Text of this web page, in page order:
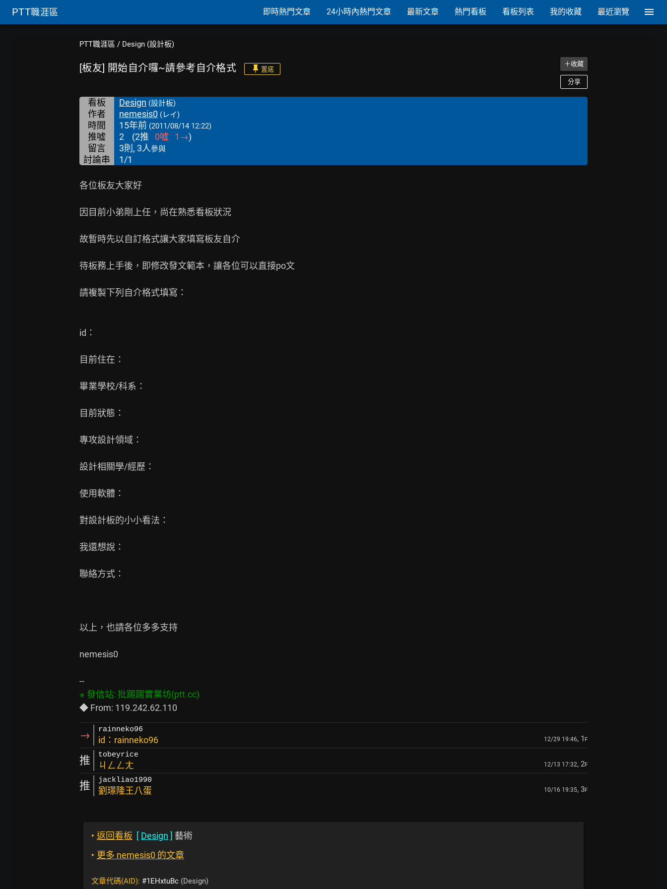
PTT職涯區 即時熱門文章 24小時內熱門文章 最新文章 熱門看板 看板列表 我的收藏 最近瀏覽
PTT職涯區 / Design (設計板)
[板友] 開始自介囉~請參考自介格式 置底
＋收藏
分享
看板 Design (設計板)
作者 nemesis0 (レイ)
時間 15年前 (2011/08/14 12:22)
推噓 2 (2推 0噓 1 →)
留言
3則, 3人參與
討論串 1/1
各位板友大家好
因目前小弟剛上任，尚在熟悉看板狀況
故暫時先以自訂格式讓大家填寫板友自介
待板務上手後，即修改發文範本，讓各位可以直接po文
請複製下列自介格式填寫：
id：
目前住在：
畢業學校/科系：
目前狀態：
專攻設計領域：
設計相關學/經歷：
使用軟體：
對設計板的小小看法：
我還想說：
聯絡方式：
以上，也請各位多多支持
nemesis0
→ rainneko96
id：rainneko96 12/29 19:46, 1 F
推 tobeyrice
ㄐㄥㄥㄤ 12/13 17:32, 2F
推 jackliao1990
劉璟隆王八蛋 10/16 19:35, 3F
‣ 返回看板 [ Design ] 藝術
‣ 更多 nemesis0 的文章
文章代碼(AID): #1EHxtuBc (Design)